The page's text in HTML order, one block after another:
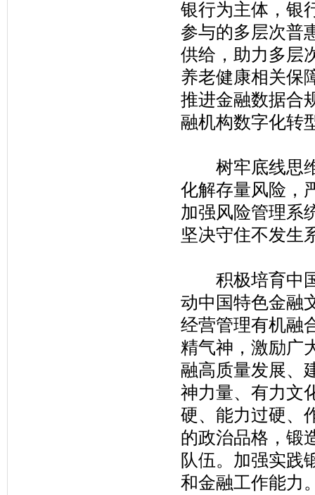
银行为主体，银
参与的多层次普
供给，助力多层
养老健康相关保
推进金融数据合
融机构数字化转
树牢底线思维
化解存量风险，
加强风险管理系
坚决守住不发生
积极培育中国
动中国特色金融
经营管理有机融
精气神，激励广
融高质量发展、
神力量、有力文
硬、能力过硬、
的政治品格，锻
队伍。加强实践
和金融工作能力